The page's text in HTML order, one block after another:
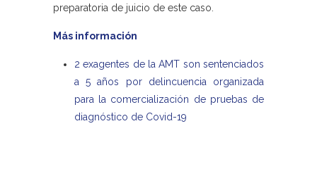
preparatoria de juicio de este caso.
Más información
2 exagentes de la AMT son sentenciados
a 5 años por delincuencia organizada
para la comercialización de pruebas de
diagnóstico de Covid-19